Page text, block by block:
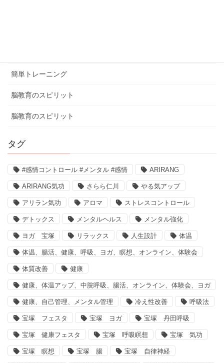
簡単トレーニング
脳教育のスピリット
脳教育のスピリット
タグ
#感情コントロール #メンタル #感情 ARIRANG
ARIRANG気功 さらら仁川 やる気アップ
アリラン気功 アロマ ストレスコントロール
デトックス メンタルヘルス メンタル強化
ヨガ 宝塚 リラックス 人生設計 体温
体温、腸活、健康、呼吸、ヨガ、瞑想、オンライン、体験会
体質改善 健康
健康、体温アップ、中脘呼吸、腸活、オンライン、体験会、ヨガ
健康、自己管理、メンタル管理 冷え性改善 呼吸法
宝塚 フェスタ 宝塚 ヨガ 宝塚 丹田呼吸
宝塚 健康フェスタ 宝塚 呼吸瞑想 宝塚 気功
宝塚 瞑想 宝塚 腸 宝塚 自律神経